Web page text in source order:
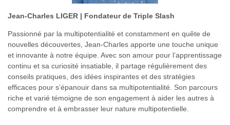
Jean-Charles LIGER | Fondateur de Triple Slash
Passionné par la multipotentialité et constamment en quête de
nouvelles découvertes, Jean-Charles apporte une touche unique
et innovante à notre équipe. Avec son amour pour l’apprentissage
continu et sa curiosité insatiable, il partage régulièrement des
conseils pratiques, des idées inspirantes et des stratégies
efficaces pour s’épanouir dans sa multipotentialité. Son parcours
riche et varié témoigne de son engagement à aider les autres à
comprendre et à embrasser leur nature multipotentielle.